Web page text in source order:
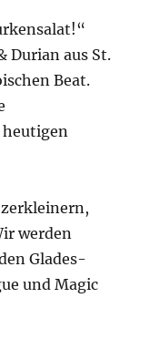
Durian aus St.
Beat.
werden
Glades-
und Magic